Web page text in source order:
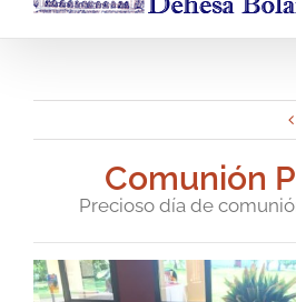
Comunión
Precioso día de